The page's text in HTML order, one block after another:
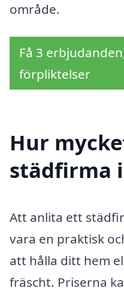
område.
Få 3
förpliktelser
Hur
städfirma
Att anlita ett
vara en praktisk
att hålla ditt hem
fräscht. Priserna